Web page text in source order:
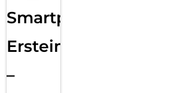
Smartphone
Ersteinrichtung
–